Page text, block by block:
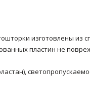
изготовлены из
пластин не